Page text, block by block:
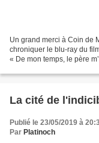
Un grand merci à Coin de
chroniquer le blu-ray du
« De mon temps, le père
La cité de
Publié le 23/05/2019 à
Par Platinoch